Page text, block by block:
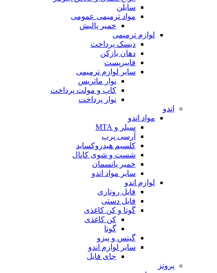
سایلن
مواد ترمیمی عمومی
خمیر پالیش
لوازم ترمیمی
دیسک پرداخت
دهان بازکن
فایبرپست
سایر لوازم ترمیمی
نوار ماتریس
کاپ و مولت پرداخت
نوار پرداخت
اندو
مواد اندو
سیلر و MTA
آرسی پرپ
کلسیم هیدروکساید
شست و شوی کانال
خمیر پانسمان
سایر مواد اندو
لوازم اندو
فایل روتاری
فایل دستی
گوتا و کن کاغذی
کن کاغذی
گوتا
گیتس و پیزو
سایر لوازم اندو
جای فایل
پروتز